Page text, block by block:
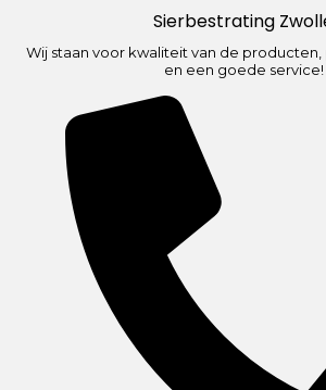
Sierbestrating
Wij staan voor kwaliteit van de
en een goede service!